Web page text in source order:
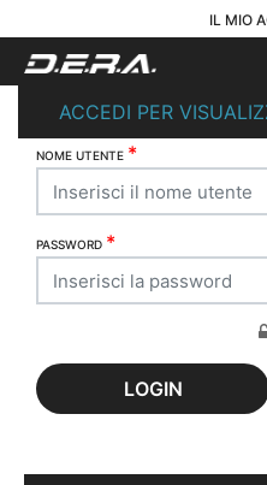
IL MIO
ACCEDI PER
NOME UTENTE *
PASSWORD *